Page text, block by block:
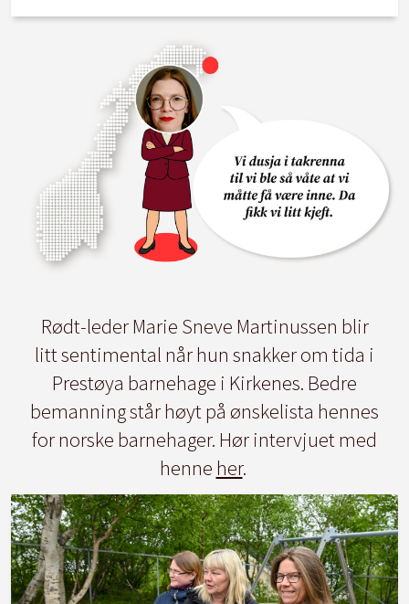
Rødt-leder Marie Sneve Martinussen blir
litt sentimental når hun snakker om tida i
Prestøya barnehage i Kirkenes. Bedre
bemanning står høyt på ønskelista hennes
for norske barnehager. Hør intervjuet med
henne her.